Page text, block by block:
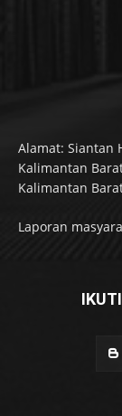
Alamat: Siantan
Kalimantan
Kalimantan
Laporan